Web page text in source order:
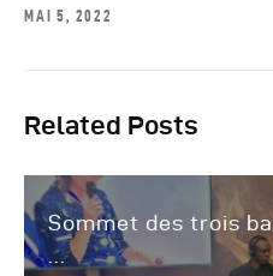
MAI 5, 2022
Related Posts
Sommet des trois
...